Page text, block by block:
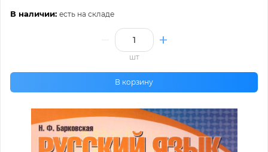
В наличии: есть на складе
шт
В корзину